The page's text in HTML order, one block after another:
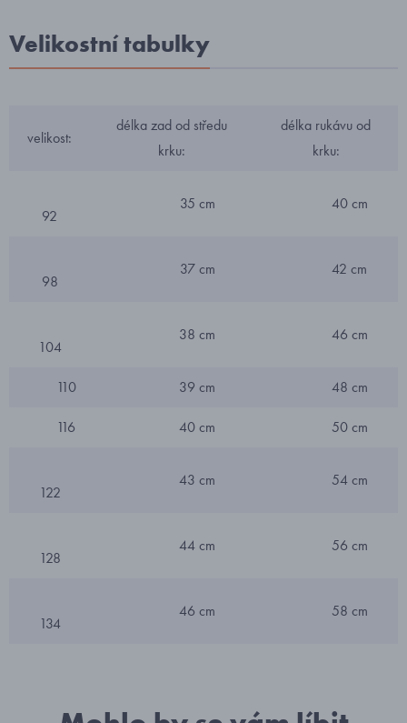
Velikostní tabulky
velikost:
délka zad od středu
krku:
délka rukávu od
krku:
92
35 cm 40 cm
98
37 cm 42 cm
104
38 cm 46 cm
110 39 cm 48 cm
116 40 cm 50 cm
122
43 cm 54 cm
128
44 cm 56 cm
134
46 cm 58 cm